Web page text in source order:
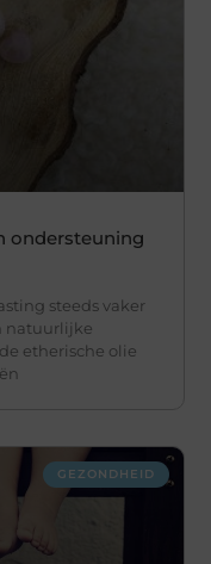
ondersteuning
steeds vaker
natuurlijke
etherische olie
GEZONDHEID